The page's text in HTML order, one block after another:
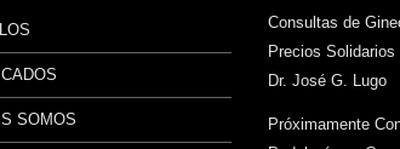
SOMOS
Consultas de
Precios
Dr. José G. Lugo
Próximamente